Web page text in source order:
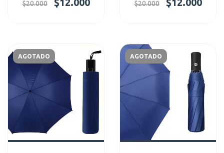
$20.000 $20.000
AGOTADO AGOTADO